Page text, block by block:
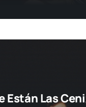
Están Las